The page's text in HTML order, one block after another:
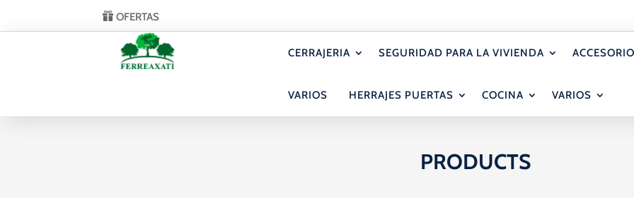
OFERTAS
CERRAJERIA SEGURIDAD PARA LA VIVIENDA
VARIOS HERRAJES PUERTAS COCINA VARIOS
PRODUCTS